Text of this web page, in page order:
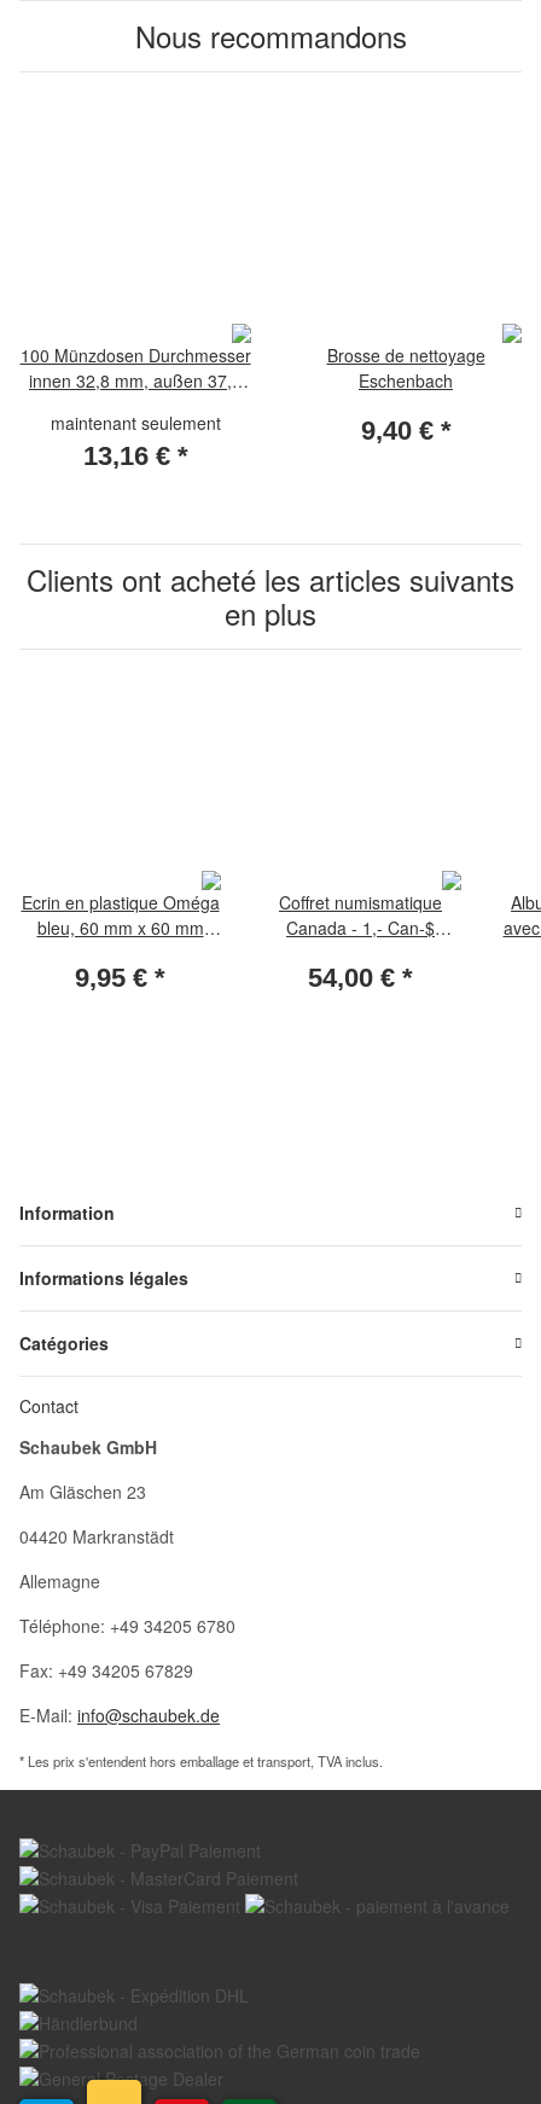
Nous recommandons
100 Münzdosen Durchmesser
innen 32,8 mm, außen 37,4
maintenant seulement
13,16 € *
Brosse de nettoyage
Eschenbach
9,40 € *
Clients ont acheté les articles suivants
en plus
Ecrin en plastique Oméga
bleu, 60 mm x 60 mm
pression
9,95 € *
Coffret numismatique
Canada - 1,- Can-$
30 cases sur 2 tableaux
54,00 € *
Information
Informations légales
Catégories
Contact
Schaubek GmbH
Am Gläschen 23
04420 Markranstädt
Allemagne
Téléphone: +49 34205 6780
Fax: +49 34205 67829
E-Mail: info@schaubek.de
* Les prix s'entendent hors emballage et transport, TVA inclus.